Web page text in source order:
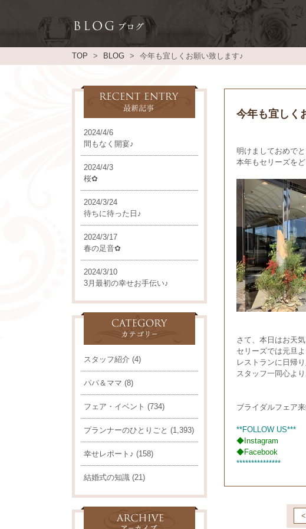
TOP BLOG 今年も宜しくお願い致します♪
2024/4/6
間もなく開宴♪
2024/4/3
桜✿
2024/3/24
待ちに待った日♪
2024/3/17
春の足音✿
2024/3/10
3月最初の幸せお手伝い♪
スタッフ紹介 (4)
パパ＆ママ (8)
フェア・イベント (734)
プランナーのひとりごと (1,393)
幸せレポート♪ (158)
結婚式の知識 (21)
今年も宜しく
明けましておめで
本年もセリーズを
さて、本日はお天
セリーズでは元旦
レストランに日帰
スタッフ一同心よ
ブライダルフェア
**FOLLOW US***
◆ Instagram
◆Facebook
***************